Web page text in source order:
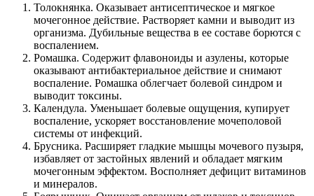
Толокнянка. Оказывает антисептическое и мягкое
мочегонное действие. Растворяет камни и выводит из
организма. Дубильные вещества в ее составе борются с
воспалением.
Ромашка. Содержит флавоноиды и азулены, которые
оказывают антибактериальное действие и снимают
воспаление. Ромашка облегчает болевой синдром и
выводит токсины.
Календула. Уменьшает болевые ощущения, купирует
воспаление, ускоряет восстановление мочеполовой
системы от инфекций.
Брусника. Расширяет гладкие мышцы мочевого пузыря,
избавляет от застойных явлений и обладает мягким
мочегонным эффектом. Восполняет дефицит витаминов
и минералов.